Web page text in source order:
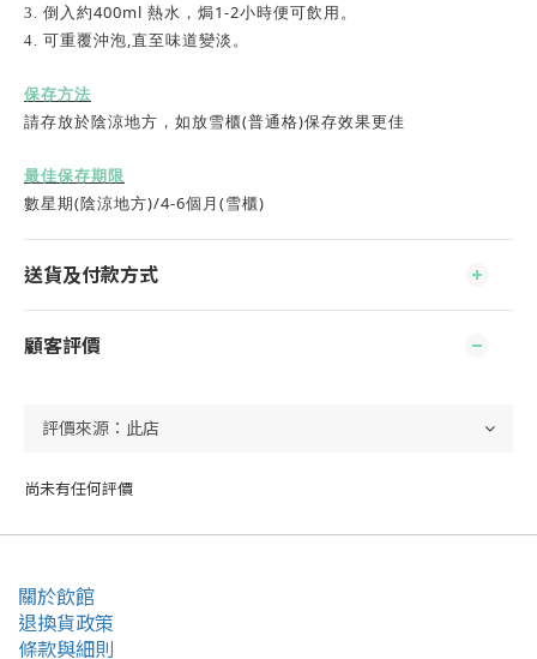
3. 倒入約400ml 熱水，焗1-2小時便可飲用。
4. 可重覆沖泡,直至味道變淡。
保存方法
請存放於陰涼地方，如放雪櫃(普通格)保存效果更佳
最佳保存期限
數星期(陰涼地方)/4-6個月 (雪櫃)
送貨及付款方式
顧客評價
尚未有任何評價
關於飲館
退換貨政策
條款與細則